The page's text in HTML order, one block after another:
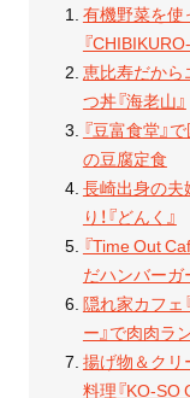
有機野菜を使
『
恵比寿だから
つ丼『海老山』
『豆富食堂』
の豆腐定食
長崎出身の
り！『どんく』
『Time Out
だハンバーガ
隠れ家カフェ
ー』で肉肉ラ
揚げ物＆ク
料理『KO-SO